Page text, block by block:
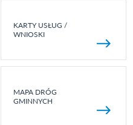
KARTY USŁUG /
WNIOSKI
MAPA DRÓG
GMINNYCH